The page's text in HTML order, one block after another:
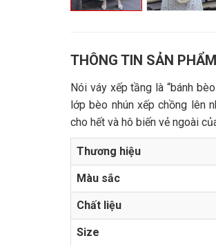
THÔNG TIN SẢN PHẨM
Nói váy xếp tầng là “bánh
lớp bèo nhún xếp chồng lên
cho hết và hô biến vẻ ngoài
Thương hiệu
Màu sắc
Chất liệu
Size